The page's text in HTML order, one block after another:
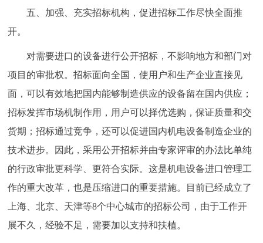
五、加强、充实招标机构，促进招标工作尽快全面推
开。
对需要进口的设备进行公开招标，不影响地方和部门对
项目的审批权。招标面向全国，使用户和生产企业直接见
面，可以有效地把国内能够制造供应的设备留在国内供应；
招标发挥市场机制作用，用户可以择优选购，保证质量和交
货期；招标通过竞争，还可以促进国内机电设备制造企业的
技术进步。因此，采用公开招标并由专家评审的办法比单纯
的行政审批更科学、更符合实际。这是机电设备进口管理工
作的重大改革，也是压缩进口的重要措施。目前已经成立了
上海、北京、天津等8个中心城市的招标公司，由于工作开
展不久，经验不足，需要加以支持和扶植。